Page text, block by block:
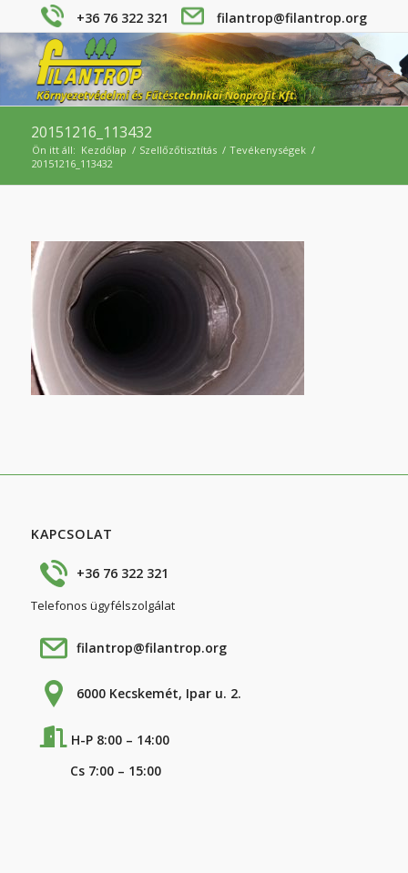
+36 76 322 321 filantrop@filantrop.org
20151216_113432
Ön itt áll: Kezdőlap / Szellőzőtisztítás / Tevékenységek /
20151216_113432
KAPCSOLAT
+36 76 322 321
Telefonos ügyfélszolgálat
filantrop@filantrop.org
6000 Kecskemét, Ipar u. 2.
H-P 8:00 – 14:00
Cs 7:00 – 15:00